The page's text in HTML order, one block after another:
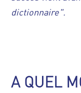
dictionnaire".
A QUEL